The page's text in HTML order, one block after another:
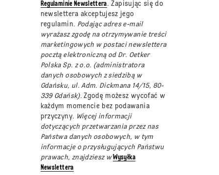
Regulaminie Newslettera. Zapisując się do
newslettera akceptujesz jego
regulamin. Podając adres e-mail
wyrażasz zgodę na otrzymywanie treści
marketingowych w postaci newslettera
pocztą elektroniczną od Dr. Oetker
Polska Sp. z o.o. (administratora
danych osobowych z siedzibą w
Gdańsku, ul. Adm. Dickmana 14/15, 80-
339 Gdańsk).Zgodę możesz wycofać w
każdym momencie bez podawania
przyczyny. Więcej informacji
dotyczących przetwarzania przez nas
Państwa danych osobowych, w tym
informacje o przysługujących Państwu
prawach, znajdziesz wWysyłka
Newslettera